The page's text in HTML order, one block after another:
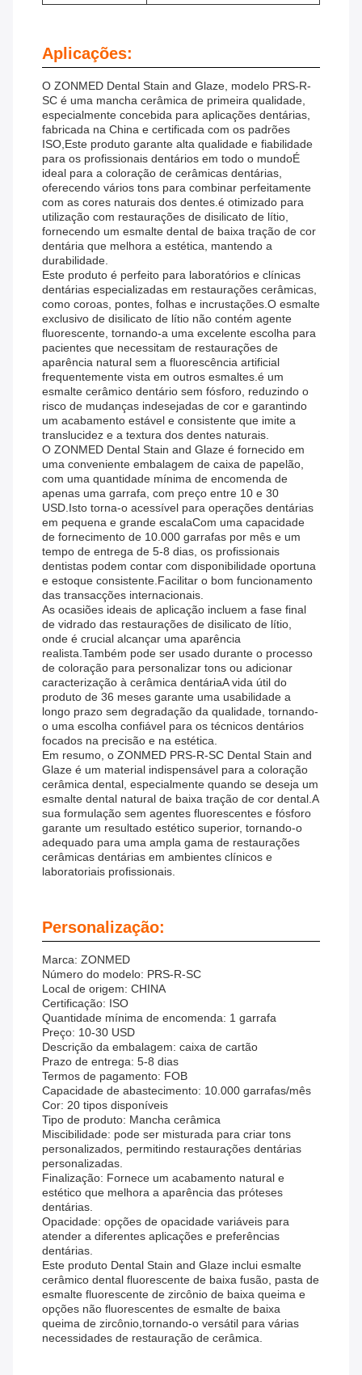
Aplicações:
O ZONMED Dental Stain and Glaze, modelo PRS-R-
SC é uma mancha cerâmica de primeira qualidade,
especialmente concebida para aplicações dentárias,
fabricada na China e certificada com os padrões
ISO,Este produto garante alta qualidade e fiabilidade
para os profissionais dentários em todo o mundoÉ
ideal para a coloração de cerâmicas dentárias,
oferecendo vários tons para combinar perfeitamente
com as cores naturais dos dentes.é otimizado para
utilização com restaurações de disilicato de lítio,
fornecendo um esmalte dental de baixa tração de cor
dentária que melhora a estética, mantendo a
durabilidade.
Este produto é perfeito para laboratórios e clínicas
dentárias especializadas em restaurações cerâmicas,
como coroas, pontes, folhas e incrustações.O esmalte
exclusivo de disilicato de lítio não contém agente
fluorescente, tornando-a uma excelente escolha para
pacientes que necessitam de restaurações de
aparência natural sem a fluorescência artificial
frequentemente vista em outros esmaltes.é um
esmalte cerâmico dentário sem fósforo, reduzindo o
risco de mudanças indesejadas de cor e garantindo
um acabamento estável e consistente que imite a
translucidez e a textura dos dentes naturais.
O ZONMED Dental Stain and Glaze é fornecido em
uma conveniente embalagem de caixa de papelão,
com uma quantidade mínima de encomenda de
apenas uma garrafa, com preço entre 10 e 30
USD.Isto torna-o acessível para operações dentárias
em pequena e grande escalaCom uma capacidade
de fornecimento de 10.000 garrafas por mês e um
tempo de entrega de 5-8 dias, os profissionais
dentistas podem contar com disponibilidade oportuna
e estoque consistente.Facilitar o bom funcionamento
das transacções internacionais.
As ocasiões ideais de aplicação incluem a fase final
de vidrado das restaurações de disilicato de lítio,
onde é crucial alcançar uma aparência
realista.Também pode ser usado durante o processo
de coloração para personalizar tons ou adicionar
caracterização à cerâmica dentáriaA vida útil do
produto de 36 meses garante uma usabilidade a
longo prazo sem degradação da qualidade, tornando-
o uma escolha confiável para os técnicos dentários
focados na precisão e na estética.
Em resumo, o ZONMED PRS-R-SC Dental Stain and
Glaze é um material indispensável para a coloração
cerâmica dental, especialmente quando se deseja um
esmalte dental natural de baixa tração de cor dental.A
sua formulação sem agentes fluorescentes e fósforo
garante um resultado estético superior, tornando-o
adequado para uma ampla gama de restaurações
cerâmicas dentárias em ambientes clínicos e
laboratoriais profissionais.
Personalização:
Marca: ZONMED
Número do modelo: PRS-R-SC
Local de origem: CHINA
Certificação: ISO
Quantidade mínima de encomenda: 1 garrafa
Preço: 10-30 USD
Descrição da embalagem: caixa de cartão
Prazo de entrega: 5-8 dias
Termos de pagamento: FOB
Capacidade de abastecimento: 10.000 garrafas/mês
Cor: 20 tipos disponíveis
Tipo de produto: Mancha cerâmica
Miscibilidade: pode ser misturada para criar tons
personalizados, permitindo restaurações dentárias
personalizadas.
Finalização: Fornece um acabamento natural e
estético que melhora a aparência das próteses
dentárias.
Opacidade: opções de opacidade variáveis para
atender a diferentes aplicações e preferências
dentárias.
Este produto Dental Stain and Glaze inclui esmalte
cerâmico dental fluorescente de baixa fusão, pasta de
esmalte fluorescente de zircônio de baixa queima e
opções não fluorescentes de esmalte de baixa
queima de zircônio,tornando-o versátil para várias
necessidades de restauração de cerâmica.